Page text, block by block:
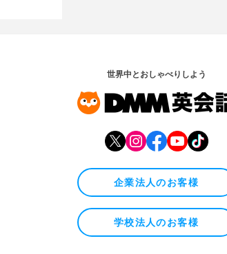
世界中とおしゃべりしよう
企業法人のお客様
学校法人のお客様